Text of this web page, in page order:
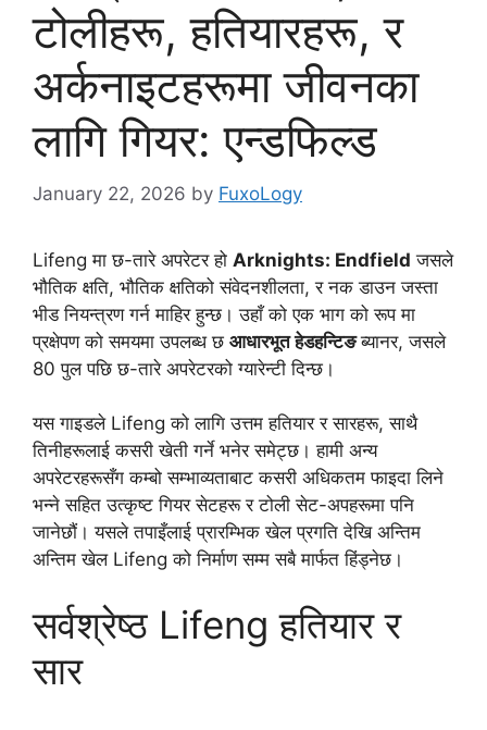
टोलीहरू, हतियारहरू, र
अर्कनाइटहरूमा जीवनका
लागि गियर: एन्डफिल्ड
January 22, 2026 by FuxoLogy
Lifeng मा छ-तारे अपरेटर हो Arknights: Endfield जसले
भौतिक क्षति, भौतिक क्षतिको संवेदनशीलता, र नक डाउन जस्ता
भीड नियन्त्रण गर्न माहिर हुन्छ। उहाँ को एक भाग को रूप मा
प्रक्षेपण को समयमा उपलब्ध छ आधारभूत हेडहन्टिङब्यानर, जसले
80 पुल पछि छ-तारे अपरेटरको ग्यारेन्टी दिन्छ।
यस गाइडले Lifeng को लागि उत्तम हतियार र सारहरू, साथै
तिनीहरूलाई कसरी खेती गर्ने भनेर समेट्छ। हामी अन्य
अपरेटरहरूसँग कम्बो सम्भाव्यताबाट कसरी अधिकतम फाइदा लिने
भन्ने सहित उत्कृष्ट गियर सेटहरू र टोली सेट-अपहरूमा पनि
जानेछौं। यसले तपाइँलाई प्रारम्भिक खेल प्रगति देखि अन्तिम
अन्तिम खेल Lifeng को निर्माण सम्म सबै मार्फत हिंड्नेछ।
सर्वश्रेष्ठ Lifeng हतियार र
सार